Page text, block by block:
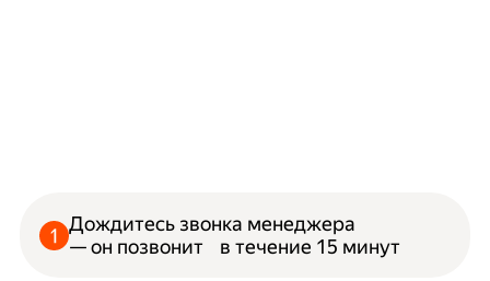
Дождитесь звонка менеджера
— он позвонит в течение 15 минут